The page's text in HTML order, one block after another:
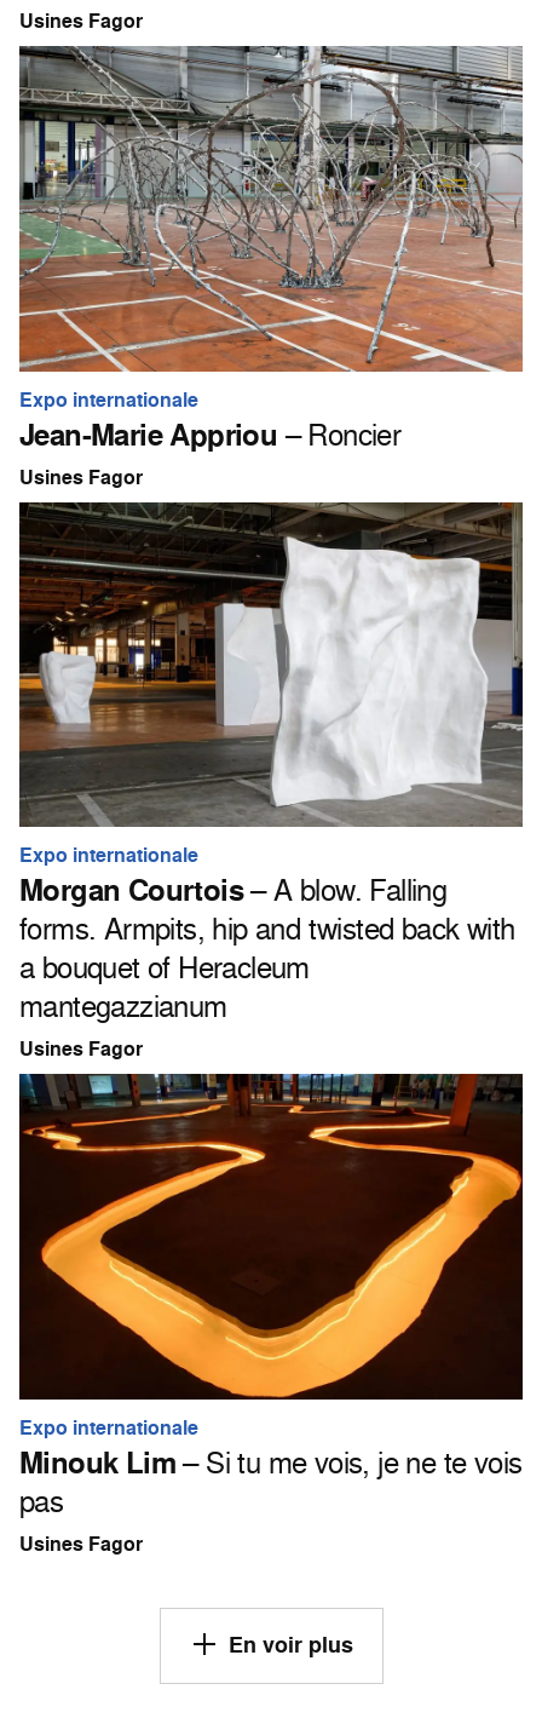
Usines Fagor
Expo internationale
Jean-Marie Appriou – Roncier
Usines Fagor
Expo internationale
Morgan Courtois– A blow. Falling
forms. Armpits, hip and twisted back with
a bouquet of Heracleum
mantegazzianum
Usines Fagor
Expo internationale
Minouk Lim– Si tu me vois, je ne te vois
pas
Usines Fagor
En voir plus